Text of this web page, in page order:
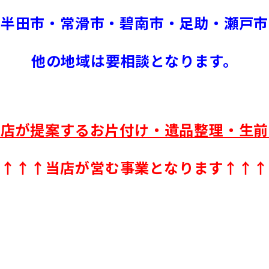
半田市・常滑市・碧南市・足助・瀬戸市
他の地域は要相談となります。
が提案するお片付け・遺品整理・生
↑↑↑当店が営む事業となります↑↑↑